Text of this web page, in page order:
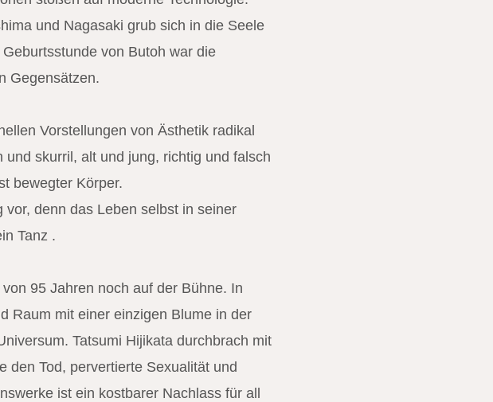
und Nagasaki grub sich in die Seele
von Butoh war die
Gegensätzen.
Vorstellungen von Ästhetik radikal
skurril, alt und jung, richtig und falsch
bewegter Körper.
denn das Leben selbst in seiner
Tanz .
95 Jahren noch auf der Bühne. In
Raum mit einer einzigen Blume in der
Tatsumi Hijikata durchbrach mit
den Tod, pervertierte Sexualität und
ist ein kostbarer Nachlass für all